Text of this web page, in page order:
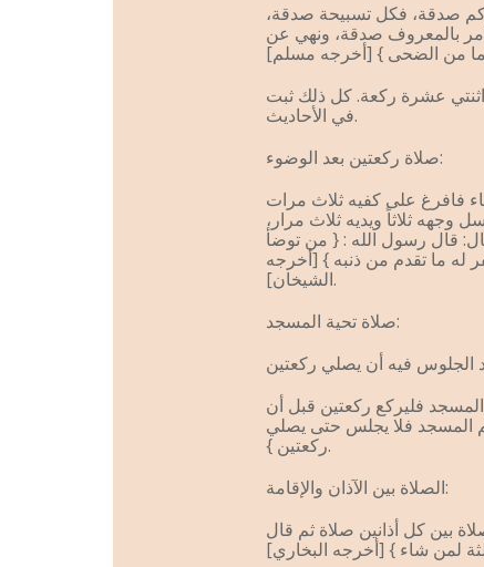
صدقة، فكل تسبيحة صدقة،
بالمعروف صدقة، ونهي عن
اثنتي عشرة ركعة. كل ذلك ثبت
في الأحاديث.
صلاة ركعتين بعد الوضوء:
فافرغ على كفيه ثلاث مرات
ثلاثاً ويديه ثلاث مرار،
قال رسول الله : { من توضأ
له ما تقدم من ذنبه } [أخرجه
الشيخان].
صلاة تحية المسجد:
فليركع ركعتين قبل أن
المسجد فلا يجلس حتى يصلي
ركعتين }.
الصلاة بين الآذان والإقامة:
بين كل أذانين صلاة ثم قال